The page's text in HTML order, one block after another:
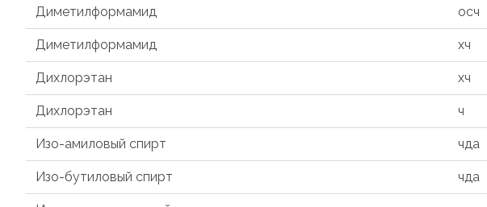
Диметилформамид осч
Диметилформамид хч
Дихлорэтан хч
Дихлорэтан ч
Изо-амиловый спирт чда
Изо-бутиловый спирт чда